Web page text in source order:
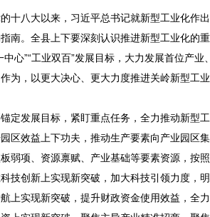
十八大以来，习近平总书记就新型工业化作
南。全县上下要深刻认识推进新型工业化的
中心”“工业双百”发展目标，大力发展首位产
为，以更大决心、更大力度推进关岭新型工业
定发展目标，紧盯重点任务，全力推动新型
区效益上下功夫，推动生产要素向产业园区
弱项、资源禀赋、产业基础等要素资源，按
技创新上实现新突破，加大科技引领力度，
上实现新突破，提升财政资金使用效益，全